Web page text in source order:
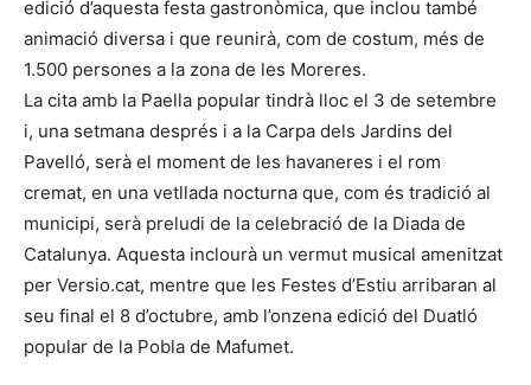
edició d’aquesta festa gastronòmica, que inclou també
animació diversa i que reunirà, com de costum, més de
1.500 persones a la zona de les Moreres.
La cita amb la Paella popular tindrà lloc el 3 de setembre
i, una setmana després i a la Carpa dels Jardins del
Pavelló, serà el moment de les havaneres i el rom
cremat, en una vetllada nocturna que, com és tradició al
municipi, serà preludi de la celebració de la Diada de
Catalunya. Aquesta inclourà un vermut musical amenitzat
per Versio.cat, mentre que les Festes d’Estiu arribaran al
seu final el 8 d’octubre, amb l’onzena edició del Duatló
popular de la Pobla de Mafumet.